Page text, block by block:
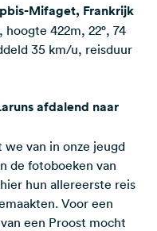
Mifaget, Frankrijk
422m, 22°, 74
35 km/u, reisduur
afdalend naar
van in onze jeugd
de fotoboeken van
hun allereerste reis
Voor een
een Proost mocht